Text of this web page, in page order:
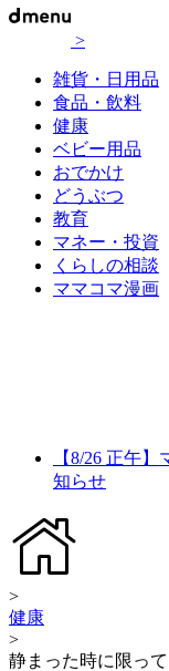
>
雑貨・日用品
食品・飲料
健康
ベビー用品
おでかけ
どうぶつ
教育
マネー・投資
くらしの相談
ママコマ漫画
【8/26 正午
知らせ
>
健康
>
静まった時に限っ